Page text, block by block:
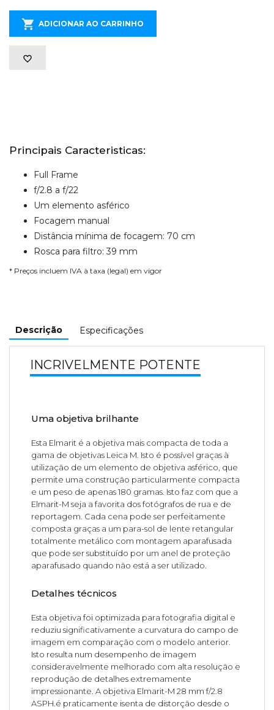
ADICIONAR AO CARRINHO
Principais Caracteristicas:
Full Frame
f/2.8 a f/22
Um elemento asférico
Focagem manual
Distância mínima de focagem: 70 cm
Rosca para filtro: 39 mm
* Preços incluem IVA à taxa (legal) em vigor
Descrição Especificações
INCRIVELMENTE POTENTE
Uma objetiva brilhante
Esta Elmarit é a objetiva mais compacta de toda a
gama de objetivas Leica M. Isto é possível graças à
utilização de um elemento de objetiva asférico, que
permite uma construção particularmente compacta
e um peso de apenas 180 gramas. Isto faz com que a
Elmarit-M seja a favorita dos fotógrafos de rua e de
reportagem. Cada cena pode ser perfeitamente
composta graças a um para-sol de lente retangular
totalmente metálico com montagem aparafusada
que pode ser substituído por um anel de proteção
aparafusado quando não está a ser utilizado.
Detalhes técnicos
Esta objetiva foi optimizada para fotografia digital e
reduziu significativamente a curvatura do campo de
imagem em comparação com o modelo anterior.
Isto resulta num desempenho de imagem
consideravelmente melhorado com alta resolução e
reprodução de detalhes extremamente
impressionante. A objetiva Elmarit-M 28 mm f/2.8
ASPH.é praticamente isenta de distorção desde o